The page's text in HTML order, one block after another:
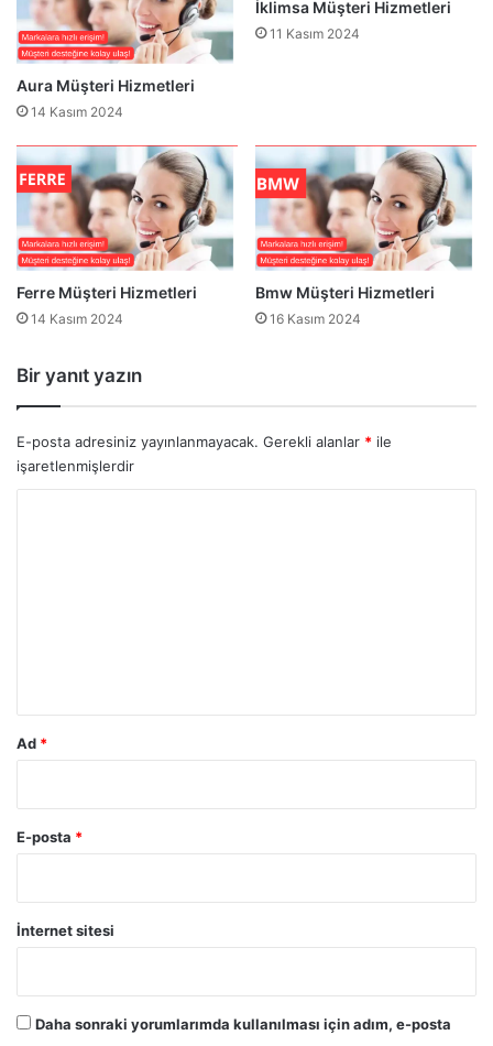
ş
t
e
r
H
i
z
e
t
l
e
Aura Müşteri Hizmetleri
14 Kasım 2024
İklimsa Müşteri Hizmetleri
11 Kasım 2024
Ferre Müşteri Hizmetleri
14 Kasım 2024
Bmw Müşteri Hizmetleri
16 Kasım 2024
Bir yanıt yazın
E-posta adresiniz yayınlanmayacak. Gerekli alanlar * ile
işaretlenmişlerdir
Ad *
E-posta *
İnternet sitesi
Daha sonraki yorumlarımda kullanılması için adım, e-posta